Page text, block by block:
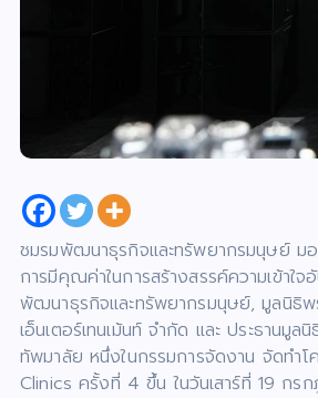
ชมรมพัฒนาธุรกิจและทรัพยากรมนุษย์ ม
การมีคุณค่าในการสร้างสรรค์ความเข้าใ
พัฒนาธุรกิจและทรัพยากรมนุษย์, มูลนิธิ
เอ็นเตอร์เทนเม้นท์ จำกัด และ ประธาน
ทัพมาลัย หนึ่งในกรรมการจัดงาน จัดท
Clinics ครั้งที่ 4 ขึ้น ในวันเสาร์ที่ 19 ก